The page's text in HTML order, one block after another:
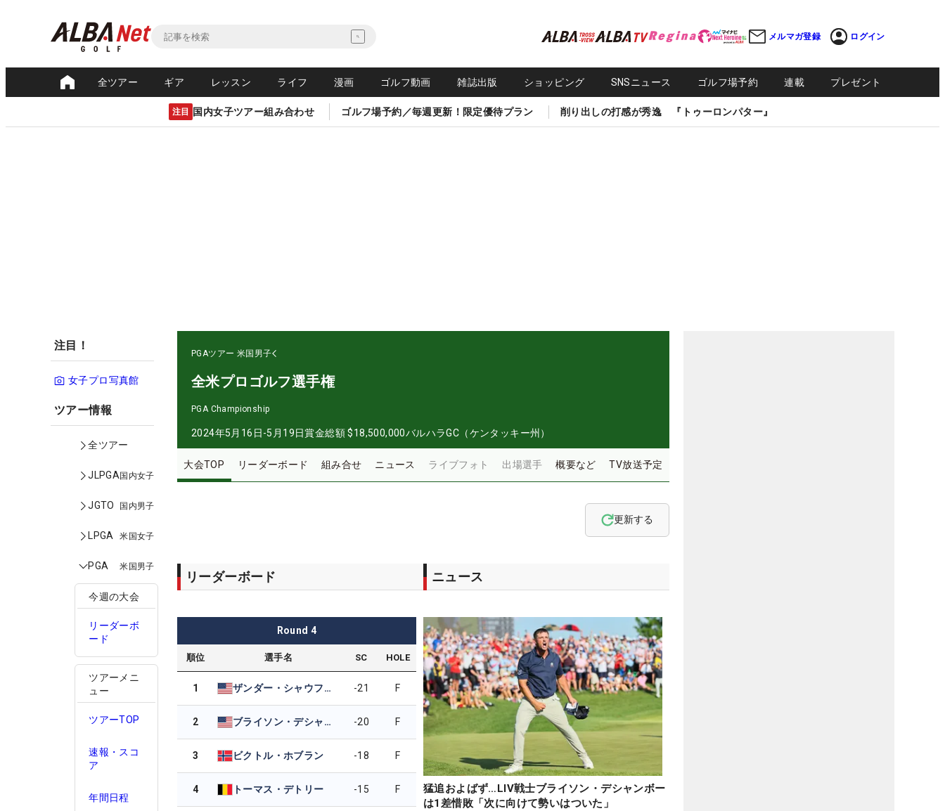
メルマガ登録 ログイン
全ツアー ギア レッスン ライフ 漫画 ゴルフ動画 雑誌出版 ショッピング SNSニュース ゴルフ場予約 連載 プレゼント
注目 国内女子ツアー組み合わせ ゴルフ場予約／毎週更新！限定優待プラン 削り出しの打感が秀逸 『トゥーロンパター』
注目！
女子プロ写真館
ツアー情報
全ツアー
JLPGA国内女子
JGTO 国内男子
LPGA 米国女子
PGA 米国男子
今週の大会
リーダーボ
ード
ツアーメニ
ュー
ツアーTOP
速報・スコ
ア
年間日程
PGAツアー 米国男子
全米プロゴルフ選手権
PGA Championship
2024年5月16日-5月19日賞金総額 $18,500,000バルハラGC（ケンタッキー州）
大会TOP リーダーボード 組み合せ ニュース ライブフォト 出場選手 概要など TV放送予定
更新する
リーダーボード
Round 4
順位 選手名 SC HOLE
1 ザンダー・シャウフェレ -21 F
2 ブライソン・デシャンボー -20 F
3 ビクトル・ホブラン -18 F
4 トーマス・デトリー -15 F
ニュース
猛追およばず…LIV戦士ブライソン・デシャンボー
は1差惜敗「次に向けて勢いはついた」